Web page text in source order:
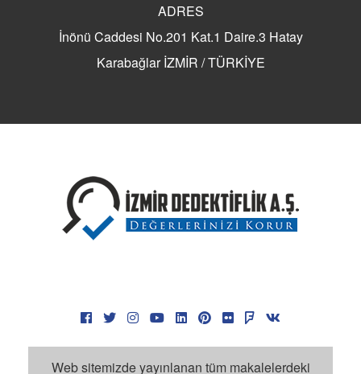
ADRES
İnönü Caddesi No.201 Kat.1 Daire.3 Hatay
Karabağlar İZMİR / TÜRKİYE
Web sitemizde yayınlanan tüm makalelerdeki